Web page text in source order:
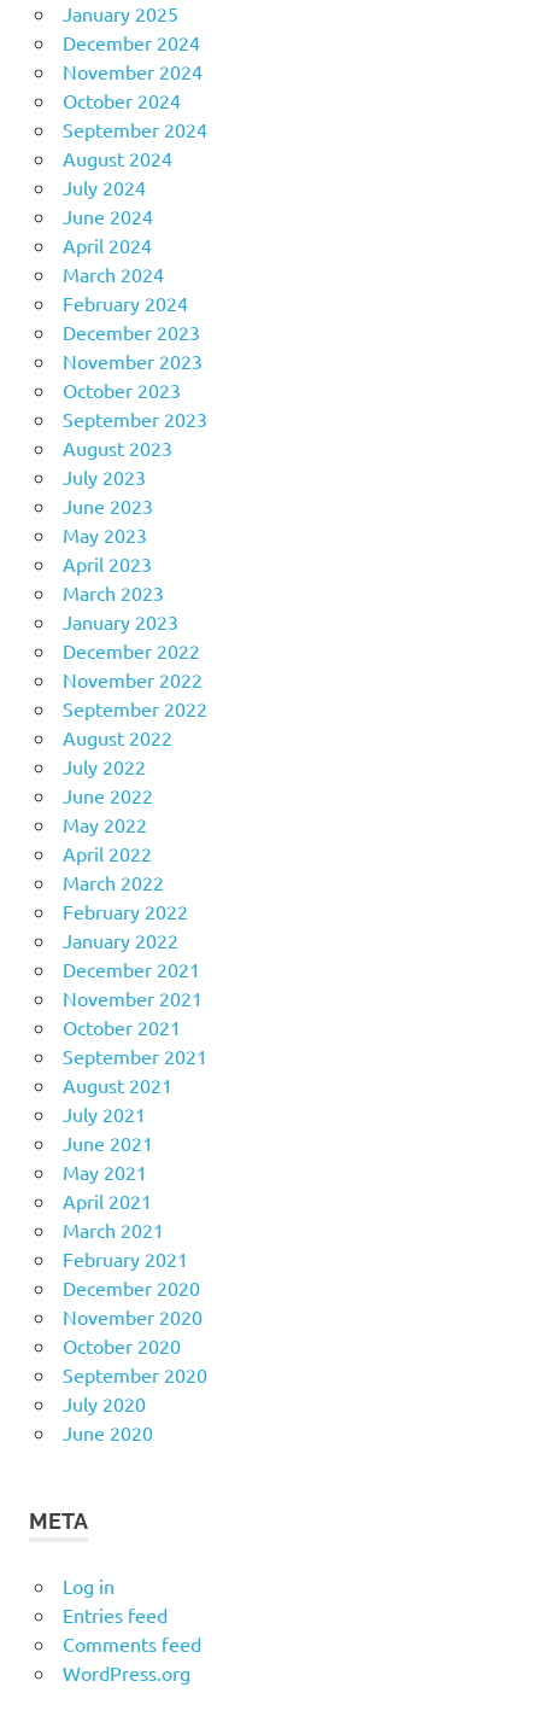
January 2025
December 2024
November 2024
October 2024
September 2024
August 2024
July 2024
June 2024
April 2024
March 2024
February 2024
December 2023
November 2023
October 2023
September 2023
August 2023
July 2023
June 2023
May 2023
April 2023
March 2023
January 2023
December 2022
November 2022
September 2022
August 2022
July 2022
June 2022
May 2022
April 2022
March 2022
February 2022
January 2022
December 2021
November 2021
October 2021
September 2021
August 2021
July 2021
June 2021
May 2021
April 2021
March 2021
February 2021
December 2020
November 2020
October 2020
September 2020
July 2020
June 2020
META
Log in
Entries feed
Comments feed
WordPress.org